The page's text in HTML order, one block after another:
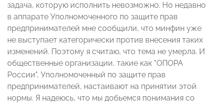
задача, которую исполнить невозможно. Но недавно
в аппарате Уполномоченного по защите прав
предпринимателей мне сообщили, что минфин уже
не выступает категорически против внесения таких
изменений. Поэтому я считаю, что тема не умерла. И
общественные организации, такие как "ОПОРА
России", Уполномоченный по защите прав
предпринимателей, настаивают на принятии этой
нормы. Я надеюсь, что мы добьемся понимания со